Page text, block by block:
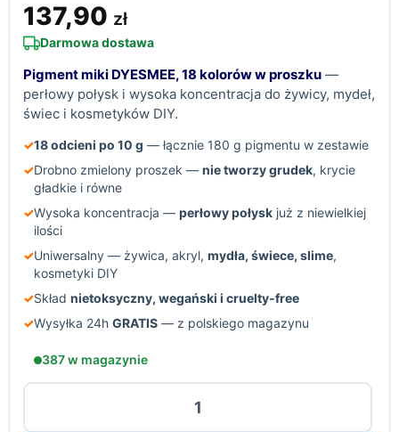
137,90 zł
Darmowa dostawa
Pigment miki DYESMEE, 18 kolorów w proszku —
perłowy połysk i wysoka koncentracja do żywicy, mydeł,
świec i kosmetyków DIY.
✓18 odcieni po 10 g — łącznie 180 g pigmentu w zestawie
✓Drobno zmielony proszek — nie tworzy grudek, krycie
gładkie i równe
✓Wysoka koncentracja — perłowy połysk już z niewielkiej
ilości
✓Uniwersalny — żywica, akryl, mydła, świece, slime,
kosmetyki DIY
✓Skład nietoksyczny, wegański i cruelty-free
✓Wysyłka 24h GRATIS — z polskiego magazynu
387 w magazynie